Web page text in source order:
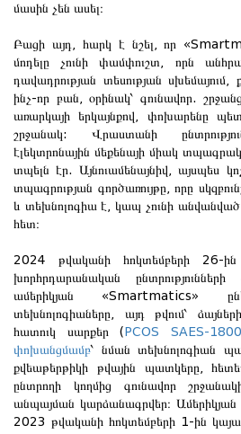
մասին չեն ասել։
Բացի այդ, հարկ է նշել, որ
մոդելը չունի փամփուշտ, որն
դավադրության տեսության
ինչ-որ բան, օրինակ՝ գունավոր.
առարկայի երկայնքով, փոխարենը
շրջանակ: Վրաստանի
էլեկտրոնային մեքենայի միակ
տպելն էր. Այնուամենայնիվ, այսպես
տպագրության գործառույթը, որը
և տեխնոլոգիա է, կապ չունի անվանված
հետ։
2024 թվականի հոկտեմբերի 26-
խորհրդարանական
ամերիկյան «Smartmatics»
տեխնոլոգիաները, այդ թվում՝
հատուկ սարքեր ( PCOS SAES-
փոխանցմամբ՝ նման տեխնոլոգիան
քվեաթերթիկի թվային պատկերը,
ընտրողի կողմից գունավոր
անպայման կարձանագրվեր։ Ամերիկյան
2023 թվականի հոկտեմբերի 1-ին